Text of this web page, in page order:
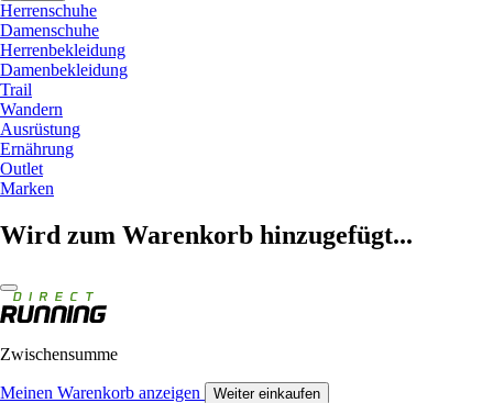
Herrenschuhe
Damenschuhe
Herrenbekleidung
Damenbekleidung
Trail
Wandern
Ausrüstung
Ernährung
Outlet
Marken
Wird zum Warenkorb hinzugefügt...
Zwischensumme
Meinen Warenkorb anzeigen Weiter einkaufen